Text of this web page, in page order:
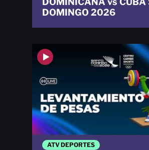
ATV DEPORTES
DOMINGO 2026